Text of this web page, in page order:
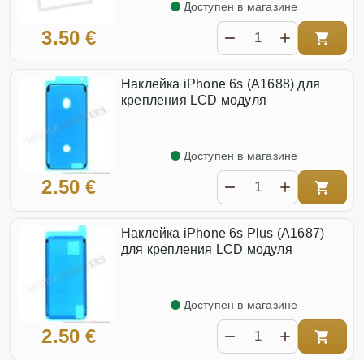
3.50 €
Доступен в магазине
Наклейка iPhone 6s (A1688) для
крепления LCD модуля
2.50 €
Доступен в магазине
Наклейка iPhone 6s Plus (A1687)
для крепления LCD модуля
2.50 €
Доступен в магазине